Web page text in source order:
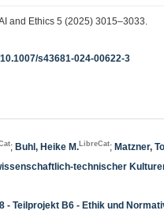
and Ethics 5 (2025) 3015–3033.
s43681-024-00622-3
; Buhl, Heike M.LibreCat; Matzner,
technischer
- Teilprojekt B6 - Ethik und